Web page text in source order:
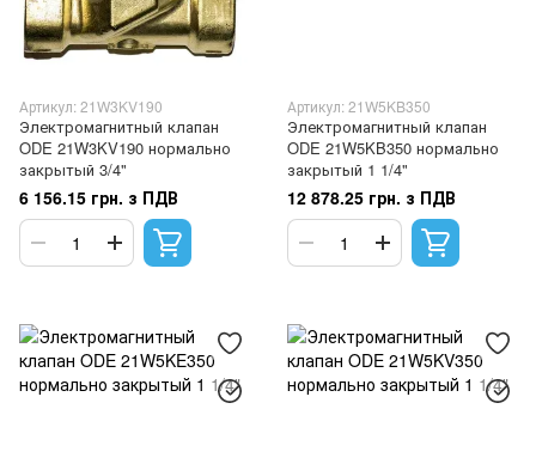
Артикул: 21W3KV190
Электромагнитный клапан
ODE 21W3KV190 нормально
закрытый 3/4"
6 156.15 грн. з ПДВ
Артикул: 21W5KB350
Электромагнитный клапан
ODE 21W5KB350 нормально
закрытый 1 1/4"
12 878.25 грн. з ПДВ